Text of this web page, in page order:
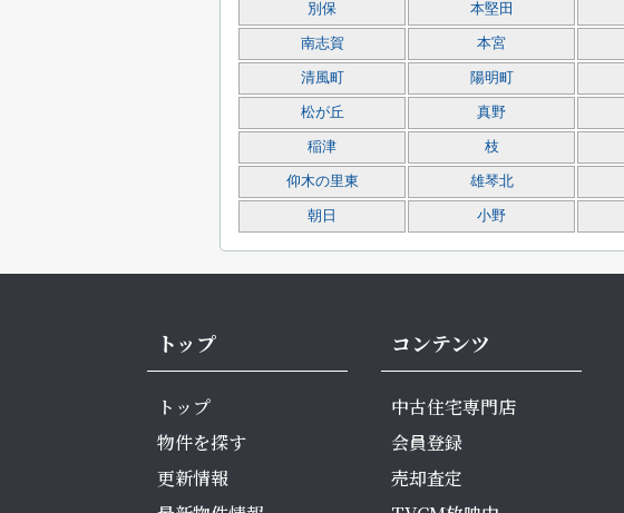
別保 本堅田
南志賀 本宮
清風町 陽明町
松が丘 真野
稲津 枝
仰木の里東 雄琴北
朝日 小野
トップ
トップ
物件を探す
更新情報
コンテンツ
中古住宅専門店
会員登録
売却査定